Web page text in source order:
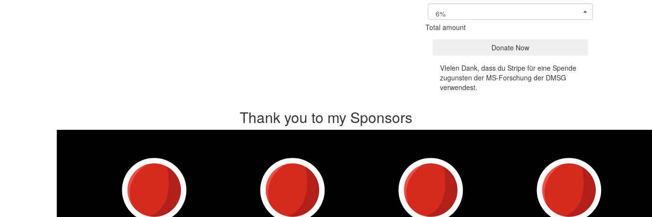
6%
Total amount
Donate Now
VIelen Dank, dass du Stripe für eine Spende
zugunsten der MS-Forschung der DMSG
verwendest.
Thank you to my Sponsors